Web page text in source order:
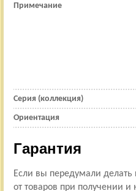
Примечание
Серия (коллекция)
Ориентация
Гарантия
Если вы передумали делать
от товаров при получении и